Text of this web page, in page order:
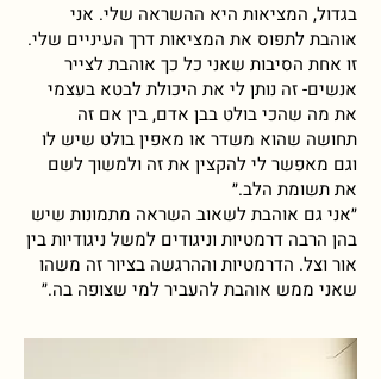
בגדול, המציאות היא ההשראה שלי. אני
אוהבת לתפוס את המציאות דרך העיניים שלי.
זו אחת הסיבות שאני כל כך אוהבת לצייר
אנשים- זה נותן לי את היכולת לבטא בעצמי
את מה שהכי בולט בבן אדם, בין אם זה
תחושה שהוא משדר או מאפין בולט שיש לו
וגם מאפשר לי להקצין את זה ולמשוך לשם
את תשומת הלב.״
״אני גם אוהבת לשאוב השראה מתמונות שיש
בהן הרבה דרמטיות וניגודים למשל ניגודיות בין
אור וצל. הדרמטיות וההרגשה בציור זה משהו
שאני ממש אוהבת להעביר למי שצופה בה.״